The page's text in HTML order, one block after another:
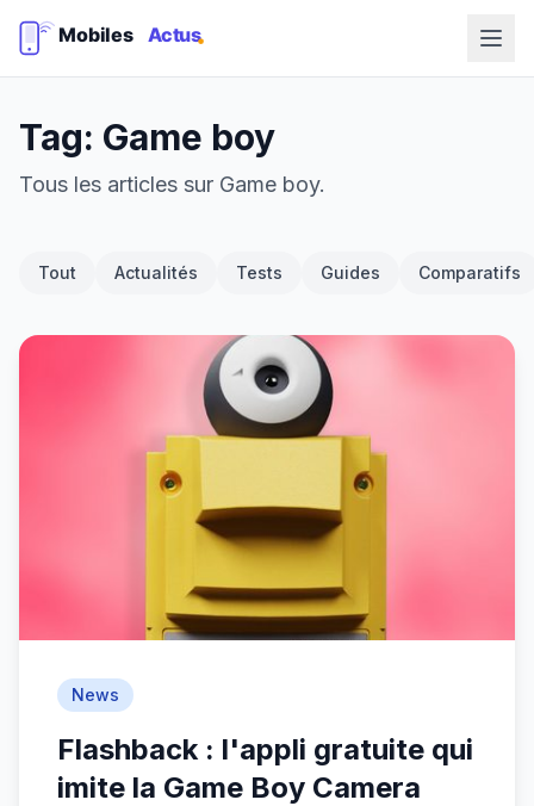
Tag: Game boy
Tous les articles sur Game boy.
Tout Actualités Tests Guides Comparatifs
News
Flashback : l'appli gratuite qui
imite la Game Boy Camera